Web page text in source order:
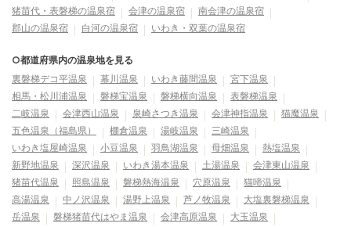
猪苗代・表磐梯の温泉宿
会津の温泉宿
南会津の温泉宿
郡山の温泉宿
白河の温泉宿 いわき・双葉の温泉宿
○都道府県内の温泉地を見る
裏磐梯デコ平温泉
幕川温泉 いわき藤間温泉
宮下温泉
相馬・松川浦温泉
磐梯宝温泉 磐梯横向温泉
表磐梯温泉
二岐温泉
会津西山温泉 泉崎さつき温泉 会津神指温泉
猫魔温泉
五色温泉（福島県）
棚倉温泉 湯岐温泉
三崎温泉
いわき塩屋崎温泉
小豆温泉 羽鳥湖温泉 母畑温泉
熱塩温泉
新野地温泉
深沢温泉 いわき湯本温泉 土湯温泉
会津東山温泉
猪苗代温泉
照島温泉 磐梯熱海温泉 穴原温泉
猫啼温泉
高湯温泉
中ノ沢温泉 湯野上温泉 芦ノ牧温泉
大塩裏磐梯温泉
岳温泉
磐梯猪苗代はやま温泉 会津高原温泉
大玉温泉